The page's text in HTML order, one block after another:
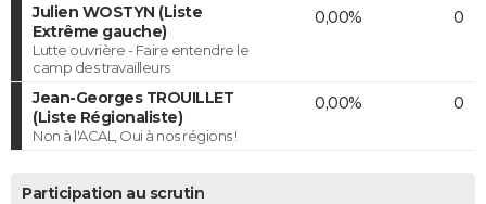
Julien WOSTYN (Liste
Extrême gauche)
Lutte ouvrière - Faire entendre le
camp des travailleurs
0,00% 0
Jean-Georges TROUILLET
(Liste Régionaliste)
Non à l'ACAL, Oui à nos régions !
0,00% 0
Participation au scrutin